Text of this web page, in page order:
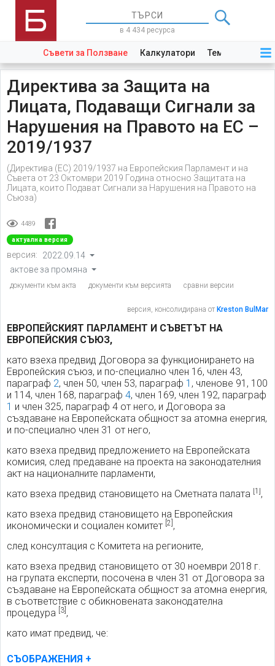
в 4 434 ресурса
Съвети за Ползване Калкулатори Теми Закони
Директива за Защита на
Лицата, Подаващи Сигнали за
Нарушения на Правото на ЕС –
2019/1937
(Директива (ЕС) 2019/1937 на Европейския Парламент и на
Съвета от 23 Октомври 2019 Година относно Защитата на
Лицата, които Подават Сигнали за Нарушения на Правото на
Съюза)
4489
актуална версия
версия:
2022.09.14
актове за промяна
документи към акта документи към версията сравни версии
версия, консолидирана от Kreston BulMar
ЕВРОПЕЙСКИЯТ ПАРЛАМЕНТ И СЪВЕТЪТ НА
ЕВРОПЕЙСКИЯ СЪЮЗ,
като взеха предвид Договора за функционирането на
Европейския съюз, и по-специално член 16, член 43,
параграф 2, член 50, член 53, параграф 1 , членове 91, 100
и 114, член 168, параграф 4, член 169, член 192, параграф
1 и член 325, параграф 4 от него, и Договора за
създаване на Европейската общност за атомна енергия,
и по-специално член 31 от него,
като взеха предвид предложението на Европейската
комисия, след предаване на проекта на законодателния
акт на националните парламенти,
като взеха предвид становището на Сметната палата [1] ,
като взеха предвид становището на Европейския
икономически и социален комитет [2] ,
след консултация с Комитета на регионите,
като взеха предвид становището от 30 ноември 2018 г.
на групата експерти, посочена в член 31 от Договора за
създаване на Европейската общност за атомна енергия,
в съответствие с обикновената законодателна
процедура [3] ,
като имат предвид, че:
СЪОБРАЖЕНИЯ